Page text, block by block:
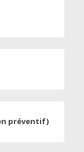
préventif)